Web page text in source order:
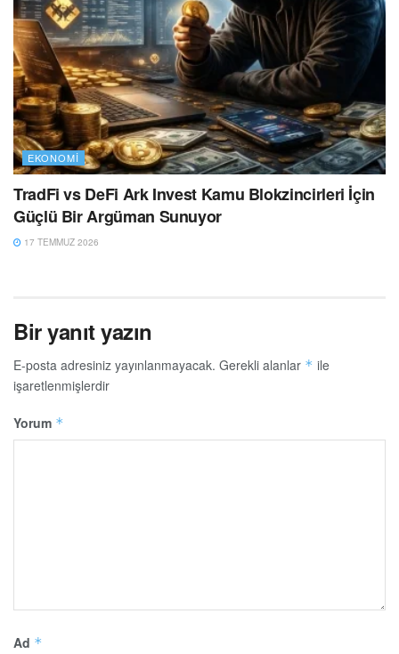
EKONOMI
TradFi vs DeFi Ark Invest Kamu Blokzincirleri İçin
Güçlü Bir Argüman Sunuyor
17 TEMMUZ 2026
Bir yanıt yazın
E-posta adresiniz yayınlanmayacak. Gerekli alanlar * ile
işaretlenmişlerdir
Yorum *
Ad *